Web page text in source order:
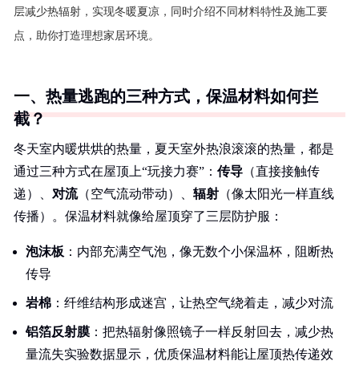
层减少热辐射，实现冬暖夏凉，同时介绍不同材料特性及施工要
点，助你打造理想家居环境。
一、热量逃跑的三种方式，保温材料如何拦
截？
冬天室内暖烘烘的热量，夏天室外热浪滚滚的热量，都是
通过三种方式在屋顶上“玩接力赛”： 传导 （直接接触传
递）、 对流（空气流动带动）、 辐射 （像太阳光一样直线
传播）。保温材料就像给屋顶穿了三层防护服：
泡沫板 ：内部充满空气泡，像无数个小保温杯，阻断热
传导
岩棉 ：纤维结构形成迷宫，让热空气绕着走，减少对流
铝箔反射膜 ：把热辐射像照镜子一样反射回去，减少热
量流失实验数据显示，优质保温材料能让屋顶热传递效